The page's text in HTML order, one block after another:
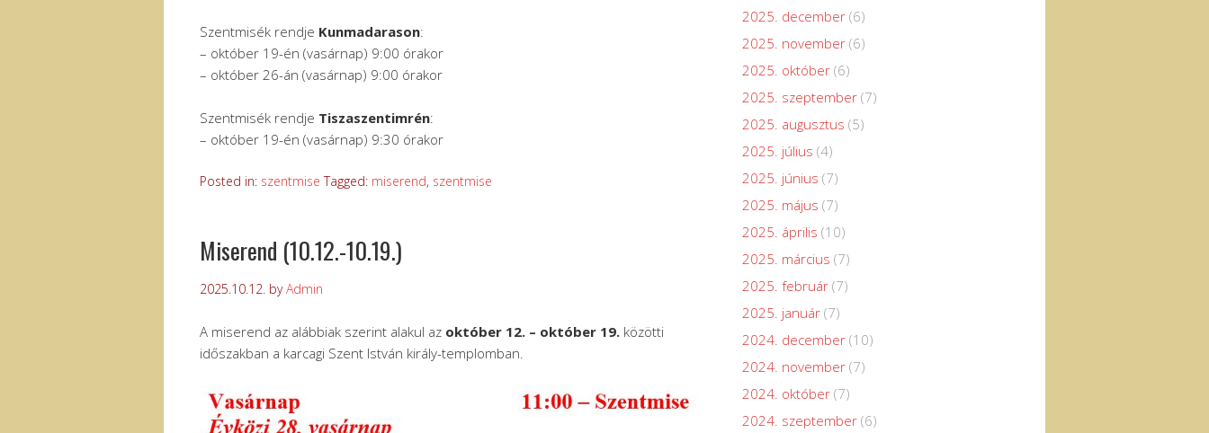
Szentmisék rendje Kunmadarason:
– október 19-én (vasárnap) 9:00 órakor
– október 26-án (vasárnap) 9:00 órakor
Szentmisék rendje Tiszaszentimrén:
– október 19-én (vasárnap) 9:30 órakor
Posted in: szentmise Tagged: miserend, szentmise
Miserend (10.12.-10.19.)
2025.10.12. byAdmin
A miserend az alábbiak szerint alakul az október 12. – október 19. közötti
időszakban a karcagi Szent István király-templomban.
2025. december (6)
2025. november (6)
2025. október (6)
2025. szeptember (7)
2025. augusztus (5)
2025. július (4)
2025. június (7)
2025. május (7)
2025. április (10)
2025. március (7)
2025. február (7)
2025. január (7)
2024. december (10)
2024. november (7)
2024. október (7)
2024. szeptember (6)